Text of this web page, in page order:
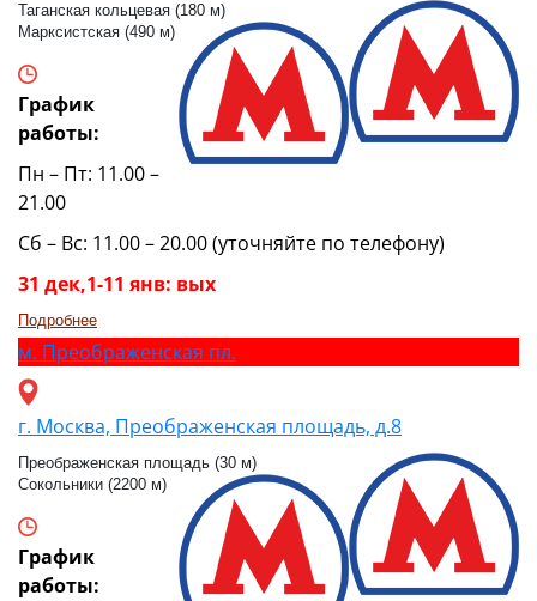
Таганская кольцевая (180 м)
Марксистская (490 м)
График
работы:
Пн – Пт: 11.00 –
21.00
Сб – Вс: 11.00 – 20.00 (уточняйте по телефону)
31 дек,1-11 янв: вых
Подробнее
м. Преображенская пл.
г. Москва, Преображенская площадь, д.8
Преображенская площадь (30 м)
Сокольники (2200 м)
График
работы: